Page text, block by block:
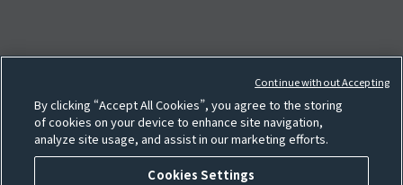
クッキー設定
サイトマップ
By clicking “Accept All Cookies”, you agree to the storing
of cookies on your device to enhance site navigation,
analyze site usage, and assist in our marketing efforts.
Cookies Settings
Continue without Accepting